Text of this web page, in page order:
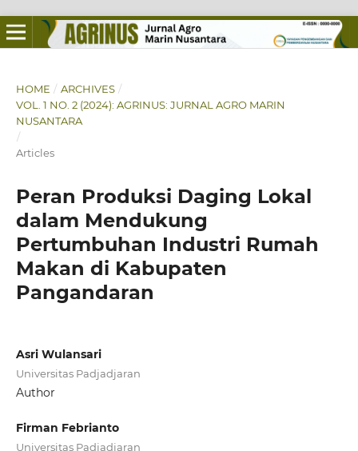
HOME / ARCHIVES /
VOL. 1 NO. 2 (2024): AGRINUS: JURNAL AGRO MARIN
NUSANTARA
/
Articles
Peran Produksi Daging Lokal
dalam Mendukung
Pertumbuhan Industri Rumah
Makan di Kabupaten
Pangandaran
Asri Wulansari
Universitas Padjadjaran
Author
Firman Febrianto
Universitas Padjadjaran